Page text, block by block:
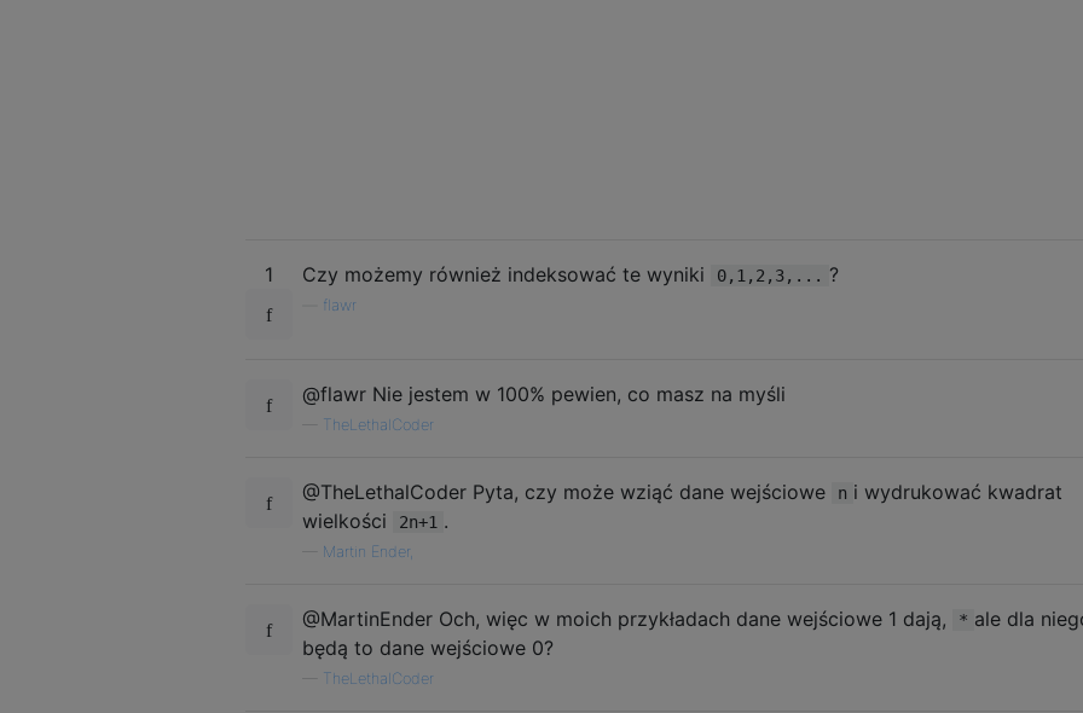
1 Czy możemy również indeksować te wyniki 0,1,2,3,... ?
flawr
@flawr Nie jestem w 100% pewien, co masz na myśli
TheLethalCoder
@TheLethalCoder Pyta, czy może wziąć dane wejściowe n i wydrukować kwadrat
wielkości
2n+1 .
Martin Ender,
@MartinEnder Och, więc w moich przykładach dane wejściowe 1 dają, * ale dla
będą to dane wejściowe 0?
TheLethalCoder